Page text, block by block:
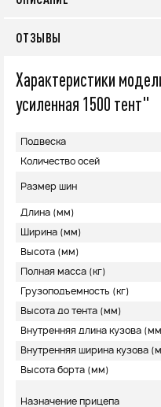
ОТЗЫВЫ
Характеристики
усиленная 1500 тент"
Подвеска
Количество осей
Размер шин
Длина (мм)
Ширина (мм)
Высота (мм)
Полная масса (кг)
Грузоподъемность (кг)
Высота до тента (мм)
Внутренняя длина кузова
Внутренняя ширина кузова
Высота борта (мм)
Назначение прицепа